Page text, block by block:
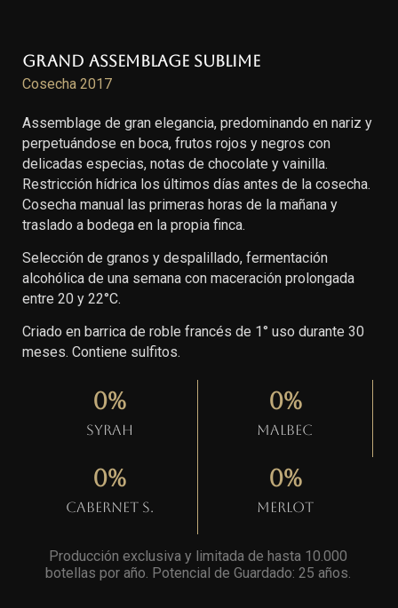
Grand Assemblage Sublime
Cosecha 2017
Assemblage de gran elegancia, predominando en nariz y
perpetuándose en boca, frutos rojos y negros con
delicadas especias, notas de chocolate y vainilla.
Restricción hídrica los últimos días antes de la cosecha.
Cosecha manual las primeras horas de la mañana y
traslado a bodega en la propia finca.
Selección de granos y despalillado, fermentación
alcohólica de una semana con maceración prolongada
entre 20 y 22°C.
Criado en barrica de roble francés de 1° uso durante 30
meses. Contiene sulfitos.
Syrah
0%
Malbec
0%
Cabernet S.
0%
Merlot
0%
Producción exclusiva y limitada de hasta 10.000
botellas por año. Potencial de Guardado: 25 años.